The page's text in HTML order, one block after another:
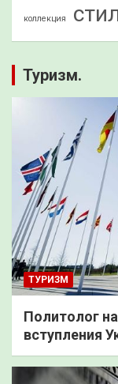
коллекция
Туризм.
ТУРИЗМ
Политолог
вступления